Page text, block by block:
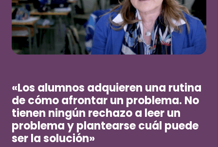
«Los alumnos adquieren una rutina
de cómo afrontar un problema. No
tienen ningún rechazo a leer un
problema y plantearse cuál puede
ser la solución»